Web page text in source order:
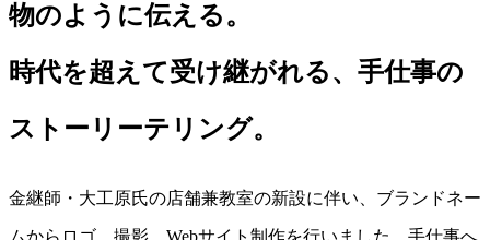
物のように伝える。
時代を超えて受け継がれる、手仕事の
ストーリーテリング。
金継師・大工原氏の店舗兼教室の新設に伴い、ブランドネー